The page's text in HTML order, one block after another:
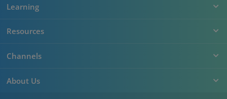
Learning
Resources
Channels
About Us